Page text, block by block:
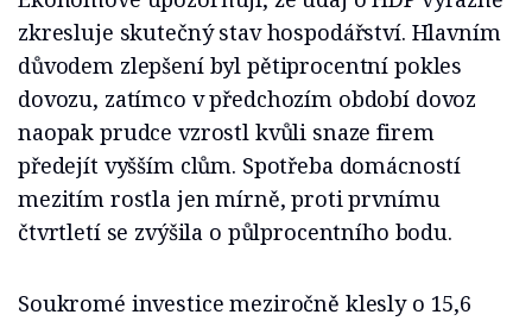
zkresluje skutečný stav hospodářství. Hlavním
důvodem zlepšení byl pětiprocentní pokles
dovozu, zatímco v předchozím období dovoz
naopak prudce vzrostl kvůli snaze firem
předejít vyšším clům. Spotřeba domácností
mezitím rostla jen mírně, proti prvnímu
čtvrtletí se zvýšila o půlprocentního bodu.
Soukromé investice meziročně klesly o 15,6